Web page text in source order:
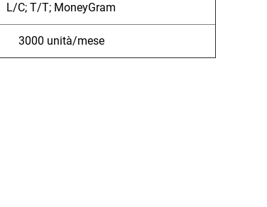
L/C; T/T; MoneyGram
3000 unità/mese